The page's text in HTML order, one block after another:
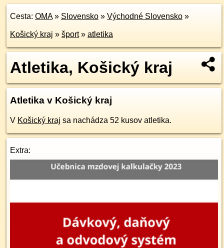
Cesta: OMA» Slovensko » Východné Slovensko »
Košický kraj » šport» atletika
Atletika, Košický kraj
Atletika v Košický kraj
V Košický kraj sa nachádza 52 kusov atletika.
Extra: